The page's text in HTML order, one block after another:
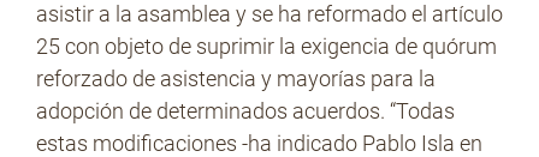
asistir a la asamblea y se ha reformado el artículo
25 con objeto de suprimir la exigencia de quórum
reforzado de asistencia y mayorías para la
adopción de determinados acuerdos. “Todas
estas modificaciones -ha indicado Pablo Isla en